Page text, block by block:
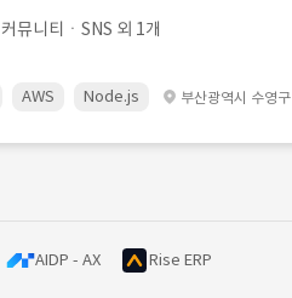
커뮤니티ㆍSNS 외 1개
AWS Node.js 부산광역시 수영구
AIDP - AX Rise ERP